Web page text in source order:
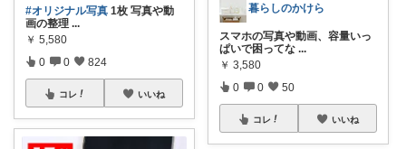
#オリジナル写真 1枚 写真や動
画の整理 ...
￥ 5,580
0 0 824
コレ いいね
暮らしのかけら
スマホの写真や動画、容量いっ
ぱいで困ってな ...
￥ 3,580
0 0 50
コレ いいね